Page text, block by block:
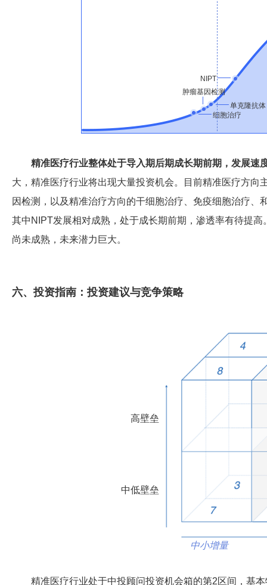
细胞治疗
肿瘤基因检测
单克隆抗体
NIPT
精准医疗行业整体处于导入期后期成长期前期，发展速
大，精准医疗行业将出现大量投资机会。目前精准医疗方
因检测，以及精准治疗方向的干细胞治疗、免疫细胞治疗
其中NIPT发展相对成熟，处于成长期前期，渗透率有待提
尚未成熟，未来潜力巨大。
六、投资指南：投资建议与竞争策略
高壁垒
中低壁垒
中小增量
精准医疗行业处于中投顾问投资机会箱的第2区间，基本